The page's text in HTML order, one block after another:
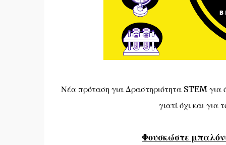
Νέα πρόταση για Δραστηριότητα STEM για
γιατί όχι και για
Φουσκώστε